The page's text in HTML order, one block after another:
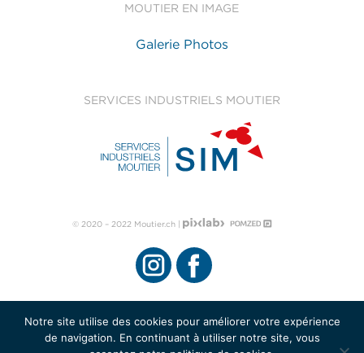
MOUTIER EN IMAGE
Galerie Photos
SERVICES INDUSTRIELS MOUTIER
© 2020 – 2022 Moutier.ch |
Notre site utilise des cookies pour améliorer votre expérience
de navigation. En continuant à utiliser notre site, vous